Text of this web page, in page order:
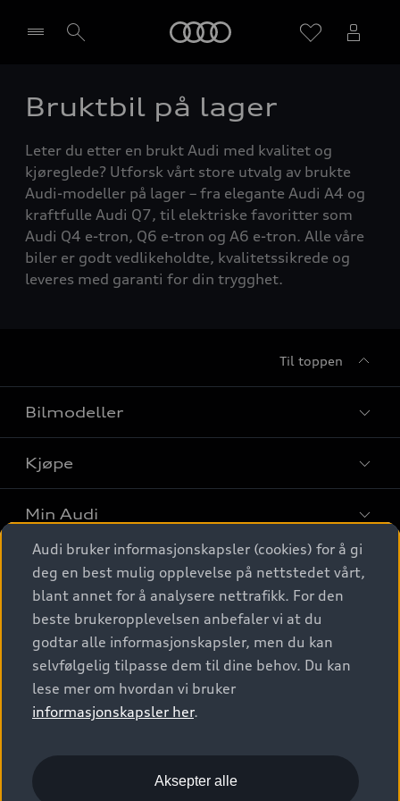
Velg forhandler
Bruktbil på lager
Leter du etter en brukt Audi med kvalitet og
kjøreglede? Utforsk vårt store utvalg av brukte
Audi-modeller på lager – fra elegante Audi A4 og
kraftfulle Audi Q7, til elektriske favoritter som
Audi Q4 e-tron, Q6 e-tron og A6 e-tron. Alle våre
biler er godt vedlikeholdte, kvalitetssikrede og
leveres med garanti for din trygghet.
Til toppen
Bilmodeller
Finn din Audi
Sammenlign bilmodeller
Elbiler
SUV
Stasjonsvogn
Sportback
S/RS
Konseptbiler og prototyper
Kjøpe
Kjøpshjelp
Biler på lager
Finn forhandler
Bestill prøvekjøring
Kontakt forhandler
Bilgarantier
Min Audi
Behold nybilfølelsen
Audi Originalt tilbehør
Verkstedtjenester
Digitale tjenester
Audi digitale tjenester
Audi connect
Functions on demand
Kom i gang med myAudi
Audi Norge
Kundeservice
Audi Driving Experience
© 2026 AUDI NORGE. All Rights Reserved.
Imprint
Audi bruker informasjonskapsler (cookies) for å gi
deg en best mulig opplevelse på nettstedet vårt,
blant annet for å analysere nettrafikk. For den
beste brukeropplevelsen anbefaler vi at du
godtar alle informasjonskapsler, men du kan
selvfølgelig tilpasse dem til dine behov. Du kan
lese mer om hvordan vi bruker
informasjonskapsler her.
Aksepter alle